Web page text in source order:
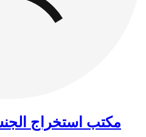
مكتب استخراج